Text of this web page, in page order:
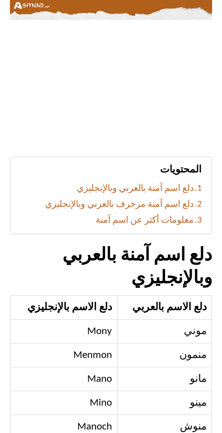
المحتويات
دلع اسم آمنة بالعربي وبالإنجليزي
دلع اسم آمنة مزخرف بالعربي وبالإنجليزي
معلومات أكثر عن اسم آمنة
دلع اسم آمنة بالعربي
وبالإنجليزي
دلع الاسم بالعربي دلع الاسم بالإنجليزي
موني Mony
منمون Menmon
مانو Mano
مينو Mino
منوش Manoch